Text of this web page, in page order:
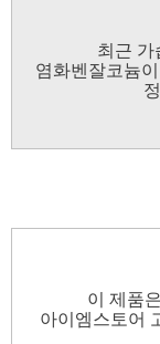
최근
염화벤잘코늄
이 제품
아이엠스토어